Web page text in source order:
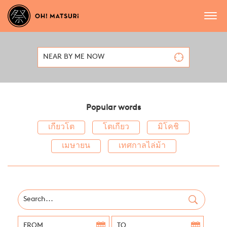
NEAR BY ME NOW
Popular words
เกียวโต โตเกียว มิโคชิ
เมษายน เทศกาลไล่ม้า